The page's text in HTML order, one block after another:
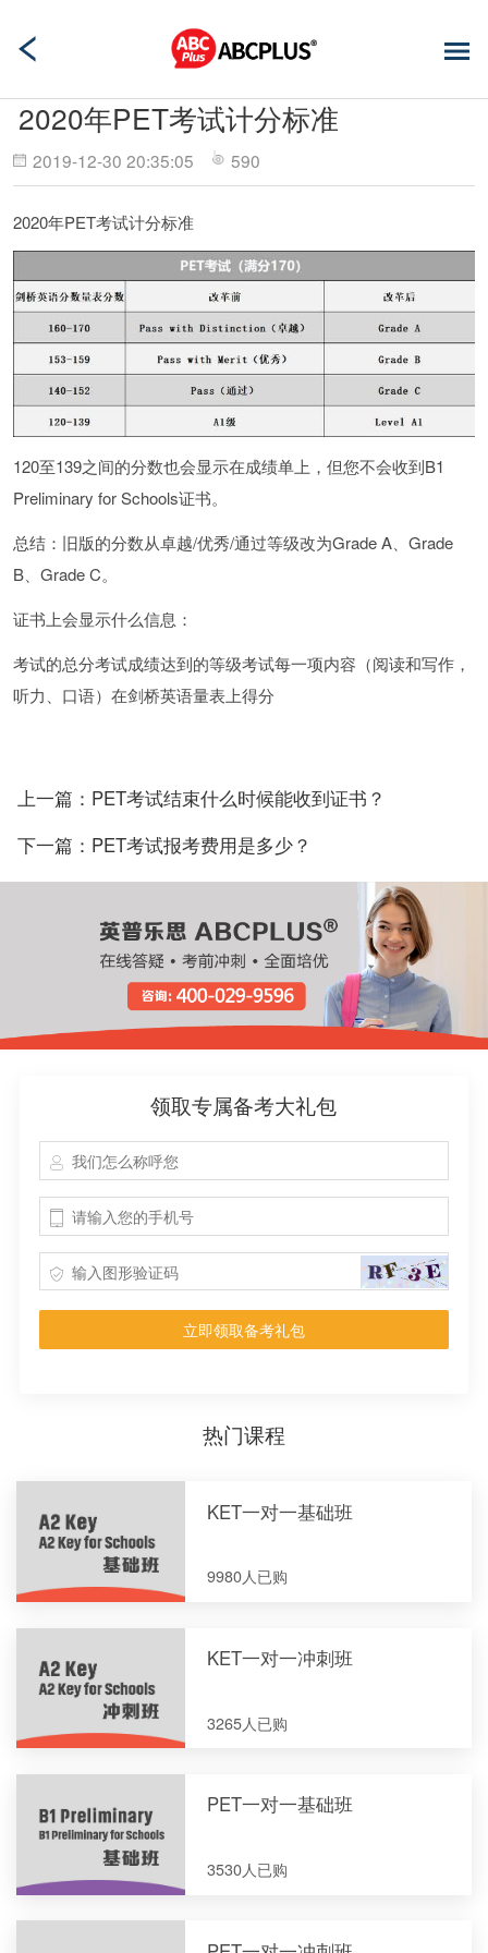
2020年PET考试计分标准
2019-12-30 20:35:05 590
2020年PET考试计分标准
120至139之间的分数也会显示在成绩单上，但您不会收到B1
Preliminary for Schools证书。
总结：旧版的分数从卓越/优秀/通过等级改为Grade A、Grade
B、Grade C。
证书上会显示什么信息：
考试的总分考试成绩达到的等级考试每一项内容（阅读和写作，
听力、口语）在剑桥英语量表上得分
上一篇：PET考试结束什么时候能收到证书？
下一篇：PET考试报考费用是多少？
领取专属备考大礼包
立即领取备考礼包
热门课程
KET一对一基础班
9980人已购
KET一对一冲刺班
3265人已购
PET一对一基础班
3530人已购